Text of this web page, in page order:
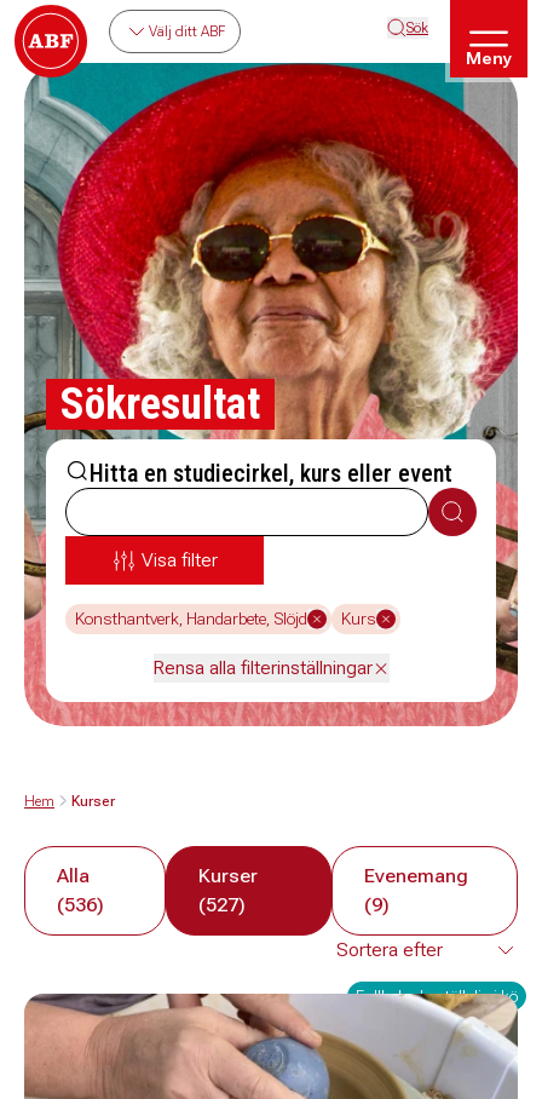
Välj ditt ABF Sök
Meny
Sökresultat
Hitta en studiecirkel, kurs eller event
Sök
Visa filter
Konsthantverk, Handarbete, Slöjd Kurs
Rensa alla filterinställningar
Hem Kurser
Alla
(536)
Kurser
(527)
Evenemang
(9)
Fullbokad - ställ dig i kö